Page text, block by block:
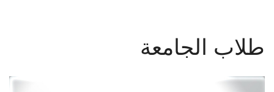
الأنظمة الذكية
طلاب الجامعة